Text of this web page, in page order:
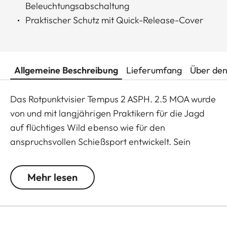
Beleuchtungsabschaltung
Praktischer Schutz mit Quick-Release-Cover
Allgemeine Beschreibung Lieferumfang Über
Das Rotpunktvisier Tempus 2 ASPH. 2.5 MOA wurde
von und mit langjährigen Praktikern für die Jagd
auf flüchtiges Wild ebenso wie für den
anspruchsvollen Schießsport entwickelt. Sein
sein hervorragendes Einblickverhalten erleichtern
den sicheren, intuitiven Schuss. Seine hochwertige
Mehr lesen